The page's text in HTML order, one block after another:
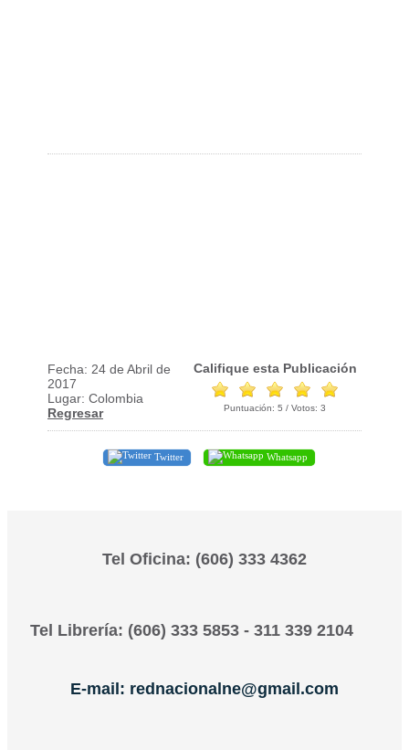
Fecha: 24 de Abril de
2017
Lugar: Colombia
Regresar
Califique esta Publicación
Puntuación: 5 / Votos: 3
Twitter Whatsapp
Tel Oficina: (606) 333 4362
Tel Librería: (606) 333 5853 - 311 339 2104
E-mail: rednacionalne@gmail.com